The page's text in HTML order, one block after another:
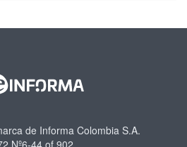
de Informa Colombia S.A.
Nº6-44 of.902